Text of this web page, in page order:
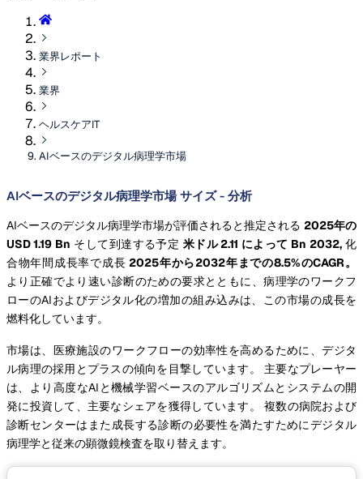
業界レポート
業界
ヘルスケアIT
AIベースのデジタル病理学市場
AIベースのデジタル病理学市場 サイズ - 分析
AIベースのデジタル病理学市場が評価されると推定される 2025年の
USD 1.19 Bn そして到達する予定 米ドル 2.11 によって Bn 2032,化
合物年間成長率で成長 2025年から2032年までの8.5%のCAGR。
より正確でより速い診断のための要求とともに、病理学のワークフ
ローのAIおよびデジタル化の増加の組み込みは、この市場の成長を
燃料化しています。
市場は、医療施設のワークフローの効率性を高めるために、デジタ
ル病理の採用とプラスの傾向を目撃しています。 主要なプレーヤー
は、より高度なAIと機械学習ベースのアルゴリズムとシステムの開
発に投資して、主要なシェアを獲得しています。 複数の病院および
診断センターはまた成長する診断の必要性を満たすためにデジタル
病理学と従来の顕微鏡検査を取り替えます。